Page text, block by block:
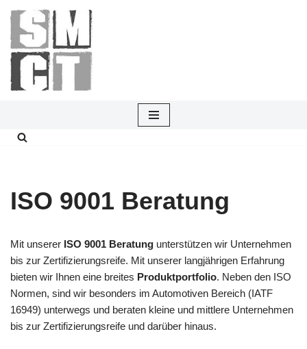
Zum
Inhalt
springen
ISO 9001 Beratung
Mit unserer ISO 9001 Beratung unterstützen wir Unternehmen
bis zur Zertifizierungsreife. Mit unserer langjährigen Erfahrung
bieten wir Ihnen eine breites Produktportfolio. Neben den ISO
Normen, sind wir besonders im Automotiven Bereich (IATF
16949) unterwegs und beraten kleine und mittlere Unternehmen
bis zur Zertifizierungsreife und darüber hinaus.